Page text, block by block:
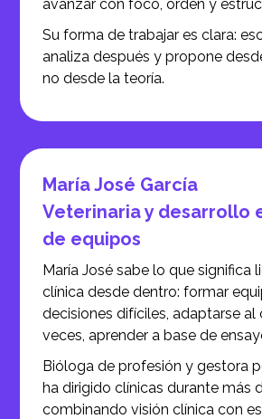
avanzar con foco, orden y
Su forma de trabajar es clara:
analiza después y propone
no desde la teoría.
María José García
Veterinaria y desarrollo
de equipos
María José sabe lo que significa
clínica desde dentro: formar
decisiones difíciles, adaptarse al
veces, aprender a base de
Bióloga de profesión y gestora
ha dirigido clínicas durante más
combinando visión clínica con